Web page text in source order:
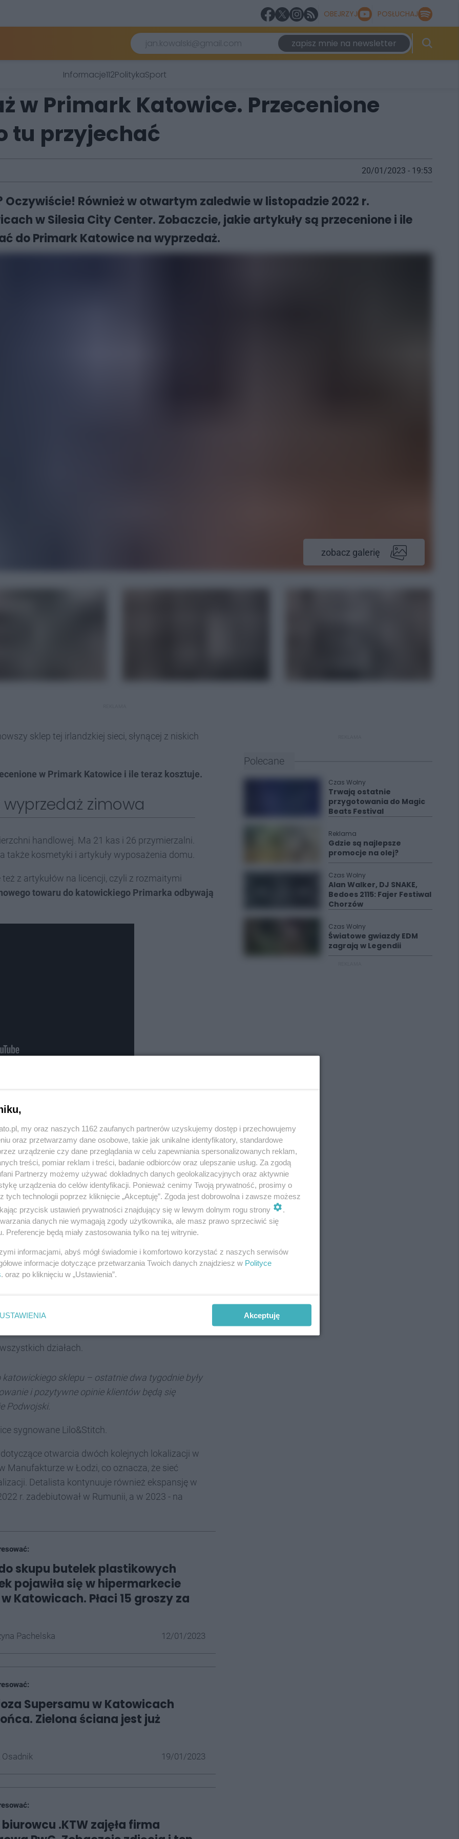
OBEJRZYJ POSŁUCHAJ
zapisz mnie na newsletter
Informacje112PolitykaSport
w Primark Katowice. Przecenione
tu przyjechać
20/01/2023 - 19:53
Również w otwartym zaledwie w listopadzie 2022 r.
w Silesia City Center. Zobaczcie, jakie artykuły są przecenione i ile
do Primark Katowice na wyprzedaż.
zobacz galerię
sklep tej irlandzkiej sieci, słynącej z niskich
w Primark Katowice i ile teraz kosztuje.
zimowa
handlowej. Ma 21 kas i 26 przymierzalni.
także kosmetyki i artykuły wyposażenia domu.
z artykułów na licencji, czyli z rozmaitymi
towaru do katowickiego Primarka odbywają
Przecenione są artykuły ze wszystkich działów,
i artykuły do wnętrz.
cieszy się dużym zainteresowaniem klientów.
i okolic odwiedziło nasz sklep w Silesia City
- mówił w połowie grudnia 2022 r. Maciej
wzmożony ruch zwłaszcza popołudniami i w
zakupowy w galeriach handlowych. Klienci
oraz artykuły codziennego użytku, takie jak
Primarka były:
działach.
sklepu – ostatnie dwa tygodnie były
i pozytywne opinie klientów będą się
Podwojski.
sygnowane Lilo&Stitch.
otwarcia dwóch kolejnych lokalizacji w
Manufakturze w Łodzi, co oznacza, że sieć
Detalista kontynuuje również ekspansję w
r. zadebiutował w Rumunii, a w 2023 - na
skupu butelek plastikowych
pojawiła się w hipermarkecie
Katowicach. Płaci 15 groszy za
Pachelska 12/01/2023
Supersamu w Katowicach
Zielona ściana jest już
Osadnik 19/01/2023
.KTW zajęła firma
Polecane
Czas Wolny
Trwają ostatnie
przygotowania do Magic
Beats Festival
Reklama
Gdzie są najlepsze
promocje na olej?
Czas Wolny
Alan Walker, DJ SNAKE,
Bedoes 2115: Fajer Festiwal
Chorzów
Czas Wolny
Światowe gwiazdy EDM
zagrają w Legendii
my oraz naszych 1162 zaufanych partnerów uzyskujemy dostęp i przechowujemy
oraz przetwarzamy dane osobowe, takie jak unikalne identyfikatory, standardowe
urządzenie czy dane przeglądania w celu zapewniania spersonalizowanych reklam,
treści, pomiar reklam i treści, badanie odbiorców oraz ulepszanie usług. Za zgodą
Partnerzy możemy używać dokładnych danych geolokalizacyjnych oraz aktywnie
urządzenia do celów identyfikacji. Ponieważ cenimy Twoją prywatność, prosimy o
tych technologii poprzez kliknięcie „Akceptuję”. Zgoda jest dobrowolna i zawsze możesz
przycisk ustawień prywatności znajdujący się w lewym dolnym rogu strony
.
danych nie wymagają zgody użytkownika, ale masz prawo sprzeciwić się
Preferencje będą miały zastosowania tylko na tej witrynie.
informacjami, abyś mógł świadomie i komfortowo korzystać z naszych serwisów
informacje dotyczące przetwarzania Twoich danych znajdziesz w Polityce
. oraz po kliknięciu w „Ustawienia”.
USTAWIENIA Akceptuję